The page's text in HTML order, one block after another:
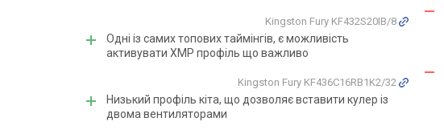
Kingston Fury KF432S20IB/8
Одні із самих топових таймінгів, є можливість
активувати XMP профіль що важливо
Kingston Fury KF436C16RB1K2/32
Низький профіль кіта, що дозволяє вставити кулер із
двома вентиляторами